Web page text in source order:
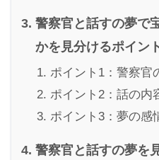
警察官と話すの夢で
かを見分けるポイン
ポイント1：警察官
ポイント2：話の内
ポイント3：夢の感
警察官と話すの夢を